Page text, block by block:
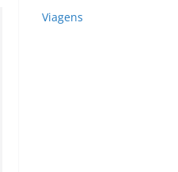
Viagens